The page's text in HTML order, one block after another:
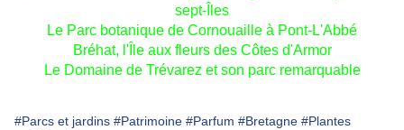
sept-Îles
Le Parc botanique de Cornouaille à Pont-L'Abbé
Bréhat, l'Île aux fleurs des Côtes d'Armor
Le Domaine de Trévarez et son parc remarquable
#Parcs et jardins #Patrimoine #Parfum #Bretagne #Plantes